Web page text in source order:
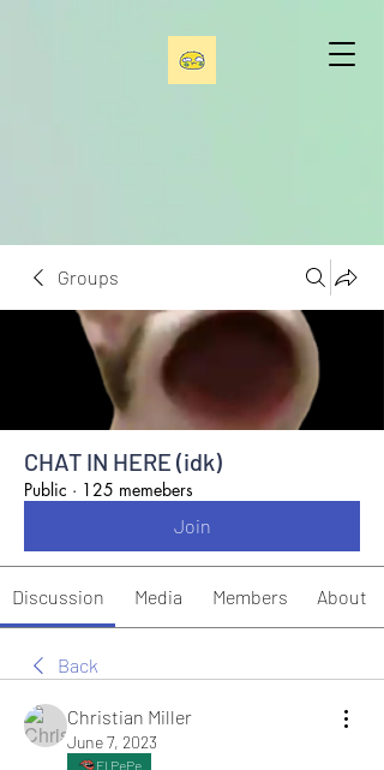
Groups
CHAT IN HERE (idk)
Public · 125 memebers
Join
Discussion Media Members About
Back
Christian Miller
June 7, 2023
El PePe